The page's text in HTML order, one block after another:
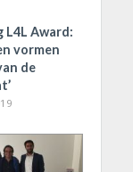
Award:
vormen
de